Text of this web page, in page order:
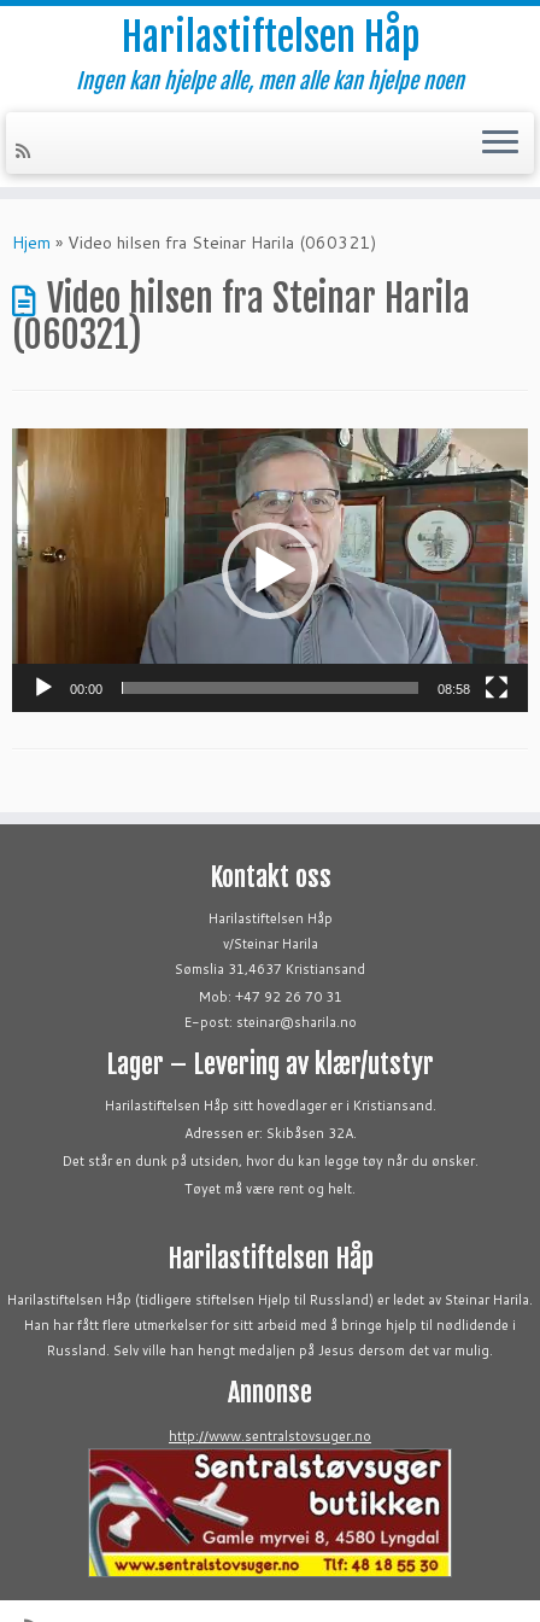
to
Harilastiftelsen Håp
Ingen kan hjelpe alle, men alle kan hjelpe noen
Hjem » Video hilsen fra Steinar Harila (060321)
Video hilsen fra Steinar Harila
(060321)
Videoavspiller
00:00 08:58
Kontakt oss
Harilastiftelsen Håp
v/Steinar Harila
Sømslia 31,4637 Kristiansand
Mob: +47 92 26 70 31
E-post: steinar@sharila.no
Lager – Levering av klær/utstyr
Harilastiftelsen Håp sitt hovedlager er i Kristiansand.
Adressen er: Skibåsen 32A.
Det står en dunk på utsiden, hvor du kan legge tøy når du ønsker.
Tøyet må være rent og helt.
Harilastiftelsen Håp
Harilastiftelsen Håp (tidligere stiftelsen Hjelp til Russland) er ledet av Steinar Harila.
Han har fått flere utmerkelser for sitt arbeid med å bringe hjelp til nødlidende i
Russland. Selv ville han hengt medaljen på Jesus dersom det var mulig.
Annonse
http://www.sentralstovsuger.no